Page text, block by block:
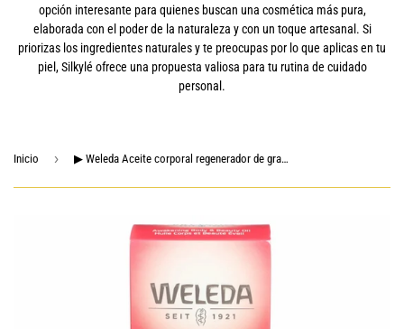
opción interesante para quienes buscan una cosmética más pura,
elaborada con el poder de la naturaleza y con un toque artesanal. Si
priorizas los ingredientes naturales y te preocupas por lo que aplicas en tu
piel, Silkylé ofrece una propuesta valiosa para tu rutina de cuidado
personal.
Inicio › ▶ Weleda Aceite corporal regenerador de granada, 3.4 FZ